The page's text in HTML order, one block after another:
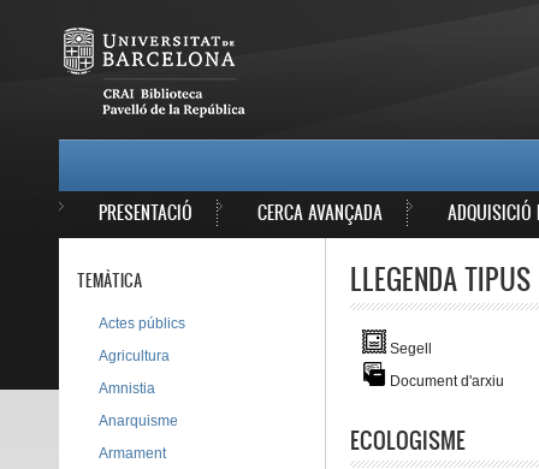
PRESENTACIÓ CERCA AVANÇADA ADQUISICIÓ
LLEGENDA
Segell
Document d'arxiu
ECOLOGISME
TEMÀTICA
Actes públics
Agricultura
Amnistia
Anarquisme
Armament